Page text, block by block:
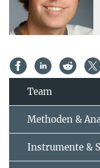
Team
Methoden &
Instrumente &